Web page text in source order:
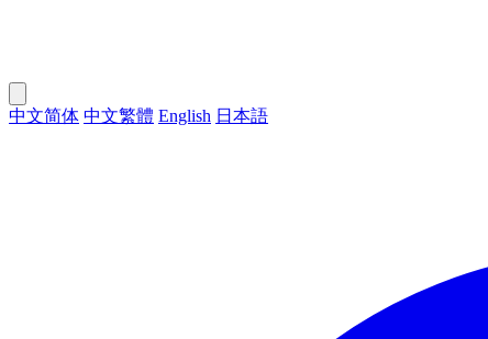
中文简体 中文繁體 English 日本語